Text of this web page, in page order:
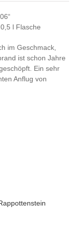
l Flasche
im Geschmack,
ist schon Jahre
Ein sehr
Anflug von